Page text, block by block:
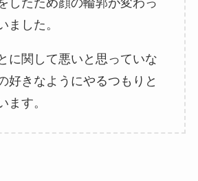
したため顔の輪郭が変わっ
ました。
に関して悪いと思っていな
好きなようにやるつもりと
ます。